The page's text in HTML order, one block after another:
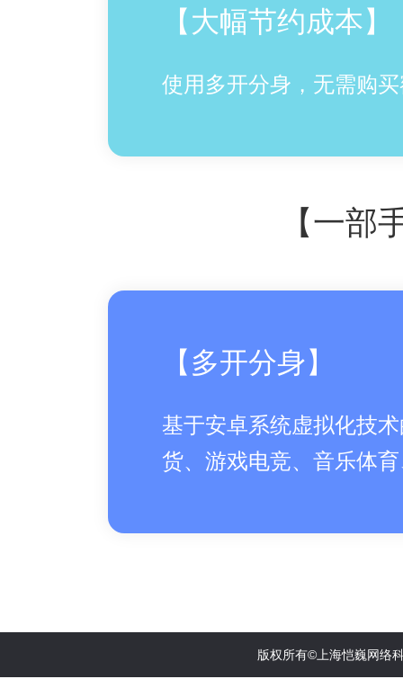
【大幅节约成本】
使用多开分身，无需购
【一部
【多开分身】
基于安卓系统虚拟化技
货、游戏电竞、音乐体
版权所有©上海恺巍网络